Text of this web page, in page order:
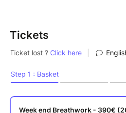
souffle comme outil de
en profondeur, à votre rythme.
Sans objectif. Juste vous,
veut se libérer.
Qu'est-ce que vous portez que
Tickets